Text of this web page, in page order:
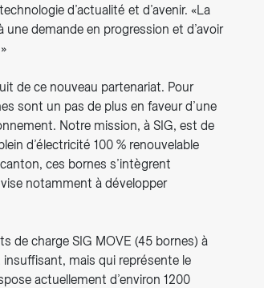
d’actualité et d’avenir. «La
demande en progression et d’avoir
de ce nouveau partenariat. Pour
sont un pas de plus en faveur d’une
Notre mission, à SIG, est de
d’électricité 100 % renouvelable
ces bornes s’intègrent
notamment à développer
de charge SIG MOVE (45 bornes) à
mais qui représente le
actuellement d’environ 1200